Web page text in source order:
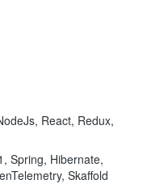
React, Redux,
Spring, Hibernate,
Skaffold